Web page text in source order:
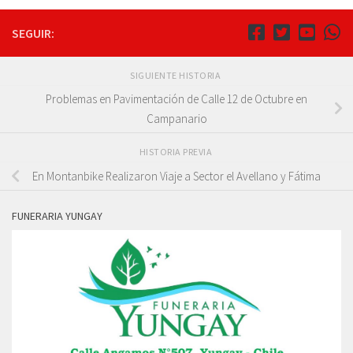
SEGUIR:
SIGUIENTE HISTORIA
Problemas en Pavimentación de Calle 12 de Octubre en
Campanario
HISTORIA PREVIA
En Montanbike Realizaron Viaje a Sector el Avellano y Fátima
FUNERARIA YUNGAY